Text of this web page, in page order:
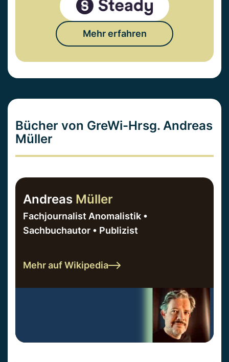
Mehr erfahren
Bücher von GreWi-Hrsg. Andreas
Müller
Andreas Müller
Fachjournalist Anomalistik •
Sachbuchautor • Publizist
Mehr auf Wikipedia